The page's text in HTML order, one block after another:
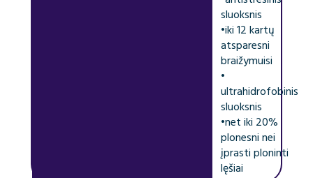
sluoksnis
•iki 12 kartų
atsparesni
braižymuisi
•
ultrahidrofobinis
sluoksnis
•net iki 20%
plonesni nei
įprasti ploninti
lęšiai